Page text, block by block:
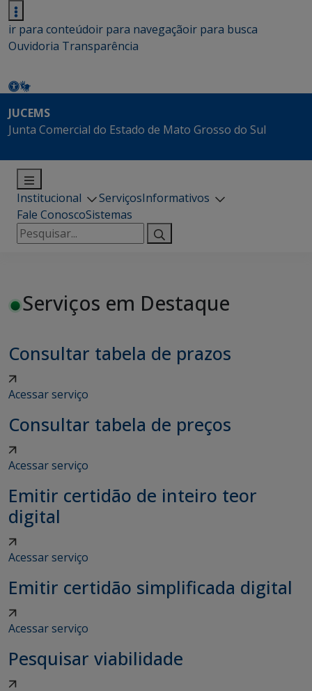
ir para conteúdoir para navegaçãoir para busca
Ouvidoria Transparência
JUCEMS
Junta Comercial do Estado de Mato Grosso do Sul
Institucional ServiçosInformativos
Fale ConoscoSistemas
Pesquisar
por:
Serviços em Destaque
Consultar tabela de prazos
Acessar serviço
Consultar tabela de preços
Acessar serviço
Emitir certidão de inteiro teor
digital
Acessar serviço
Emitir certidão simplificada digital
Acessar serviço
Pesquisar viabilidade